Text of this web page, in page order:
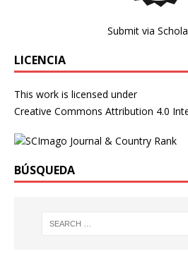
Submit via
LICENCIA
This work is licensed under
Creative Commons Attribution 4.0
BÚSQUEDA